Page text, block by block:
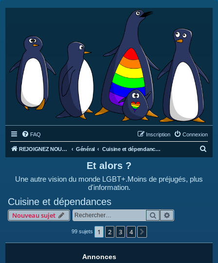
FAQ Connexion
Inscription
REJOIGNEZ NOUS SUR DISCORD : https://discord.gg/4C2Bvub Général Cuisine et dépendances
e
Et alors ?
Une autre vision du monde LGBT+.Moins de préjugés, plus
d'information.
Cuisine et dépendances
Nouveau sujet Rechercher
99 sujets 1 2 3 4
Annonces